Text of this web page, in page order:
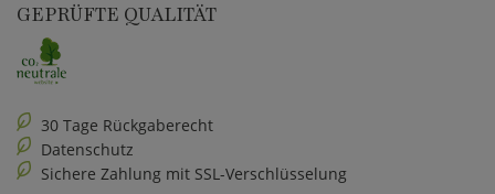
GEPRÜFTE QUALITÄT
30 Tage Rückgaberecht
Datenschutz
Sichere Zahlung mit SSL-Verschlüsselung